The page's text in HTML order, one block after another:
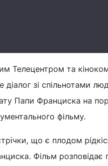
Телецентром та
зі спільнотами
Папи Франциска на
фільму.
що є плодом
Фільм